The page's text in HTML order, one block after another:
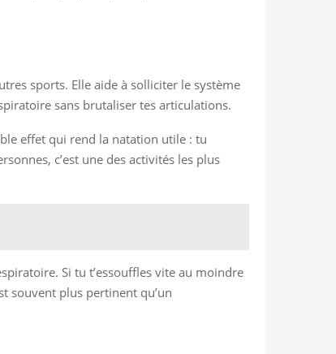
sports. Elle aide à solliciter le système
sans brutaliser tes articulations.
effet qui rend la natation utile : tu
c’est une des activités les plus
Si tu t’essouffles vite au moindre
souvent plus pertinent qu’un